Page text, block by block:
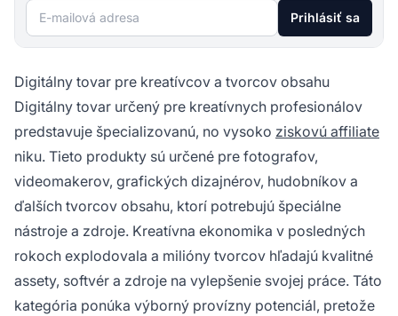
E-mailová adresa Prihlásiť sa
Digitálny tovar pre kreatívcov a tvorcov obsahu
Digitálny tovar určený pre kreatívnych profesionálov
predstavuje špecializovanú, no vysoko ziskovú affiliate
niku. Tieto produkty sú určené pre fotografov,
videomakerov, grafických dizajnérov, hudobníkov a
ďalších tvorcov obsahu, ktorí potrebujú špeciálne
nástroje a zdroje. Kreatívna ekonomika v posledných
rokoch explodovala a milióny tvorcov hľadajú kvalitné
assety, softvér a zdroje na vylepšenie svojej práce. Táto
kategória ponúka výborný provízny potenciál, pretože